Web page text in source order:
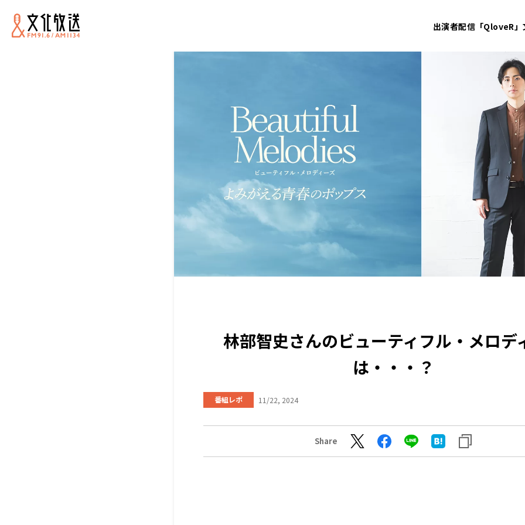
出演者配信「QloveR」
林部智史さんのビューティフル・メロデ
は・・・？
番組レポ 11/22, 2024
Share